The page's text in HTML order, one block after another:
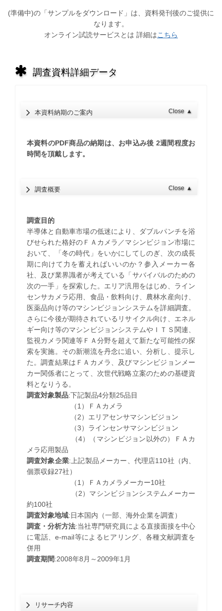
(準備中)の「サンプルをダウンロード」は、資料発刊後のご提供に
なります。
オンライン試読サービスとは 詳細はこちら
調査資料詳細データ
本資料納期のご案内 Close ▲
本資料のPDF商品の納期は、お申込み後 2週間程度お
時間を頂戴します。
調査概要 Close ▲
調査目的
半導体と自動車市場の低迷により、ダブルパンチを浴
びせられた格好のＦＡカメラ／マシンビジョン市場に
おいて、「冬の時代」をいかにしてしのぎ、次の成長
期に向けて力を蓄えればいいのか？参入メーカー各
社、及び業界識者が考えている「サバイバルのための
次の一手」を探索した。エリア汎用をはじめ、ライン
センサカメラ応用、食品・飲料向け、農林水産向け、
医薬品向け等のマシンビジョンシステムを詳細調査。
さらに今後が期待されているリサイクル向け、エネル
ギー向け等のマシンビジョンシステムやＩＴＳ関連、
監視カメラ関連等ＦＡ分野を超えて新たな可能性の探
索を実施。その新潮流を丹念に追い、分析し、提示し
た。調査結果はＦＡカメラ、及びマシンビジョンメー
カー関係者にとって、次世代戦略立案のための基礎資
料となりうる。
調査対象製品:下記製品4分類25品目
（1）ＦＡカメラ
（2）エリアセンサマシンビジョン
（3）ラインセンサマシンビジョン
（4）（マシンビジョン以外の）ＦＡカ
メラ応用製品
調査対象企業:上記製品メーカー、代理店110社（内、
個票収録27社）
（1）ＦＡカメラメーカー10社
（2）マシンビジョンシステムメーカー
約100社
調査対象地域:日本国内（一部、海外企業を調査）
調査・分析方法:当社専門研究員による直接面接を中心
に電話、e-mail等によるヒアリング、各種文献調査を
併用
調査期間:2008年8月～2009年1月
リサーチ内容